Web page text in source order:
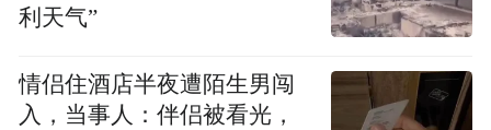
利天气”
情侣住酒店半夜遭陌生男闯
入，当事人：伴侣被看光，